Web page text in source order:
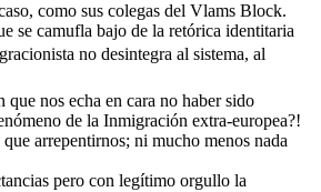
como sus colegas del Vlams Block.
se camufla bajo de la retórica identitaria
no desintegra al sistema, al
que nos echa en cara no haber sido
de la Inmigración extra-europea?!
arrepentirnos; ni mucho menos nada
pero con legítimo orgullo la